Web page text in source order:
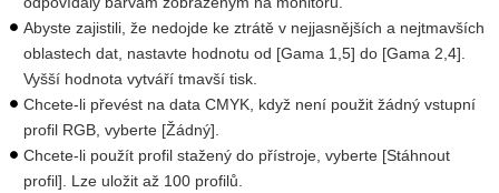
Abyste zajistili, že nedojde ke ztrátě v nejjasnějších a nejtmavších
oblastech dat, nastavte hodnotu od [Gama 1,5] do [Gama 2,4].
Vyšší hodnota vytváří tmavší tisk.
Chcete-li převést na data CMYK, když není použit žádný vstupní
profil RGB, vyberte [Žádný].
Chcete-li použít profil stažený do přístroje, vyberte [Stáhnout
profil]. Lze uložit až 100 profilů.